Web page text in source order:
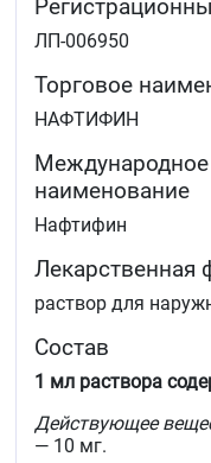
в зонах роста волос.
ЛП-006950
Торговое
НАФТИФИН
Международное
наименование
Нафтифин
Лекарственная
раствор для
Состав
1 мл раствора
Действующее
— 10 мг.